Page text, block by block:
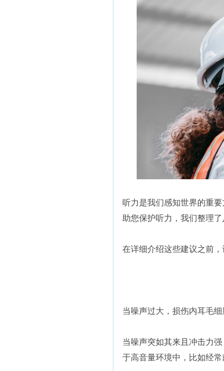
听力是我们感知世界的重
助您保护听力，我们整理了
在详细介绍这些建议之前
当噪声过大，损伤内耳毛
当噪声突如其来且冲击力
于高音量环境中，比如经